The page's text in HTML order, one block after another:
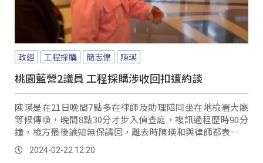
政經 工程採購 簡志偉 陳瑛
桃園藍營2議員 工程採購涉收回扣遭約談
陳瑛是在21日晚間7點多在律師及助理陪同坐在地檢署大廳
等候傳喚，晚間8點30分才步入偵查庭，複訊過程歷時90分
鐘，檢方最後諭知無保請回，離去時陳瑛和與律師都表示誤
會一場，未來仍會繼續使用議員款為民服務；另一位議員簡
志偉，則在今日(22)清晨將近3點，諭令20萬元交保候傳。
2024-02-22 12:20